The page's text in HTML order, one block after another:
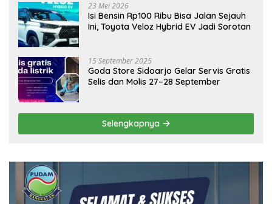
23 Mei 2026
Isi Bensin Rp100 Ribu Bisa Jalan Sejauh
Ini, Toyota Veloz Hybrid EV Jadi Sorotan
15 September 2025
Goda Store Sidoarjo Gelar Servis Gratis
Selis dan Molis 27–28 September
Selengkapnya